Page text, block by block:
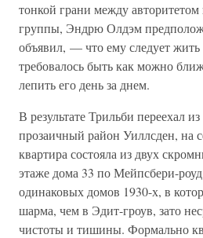
тонкой грани между
группы, Эндрю Олдэм
объявил, — что ему следует
требовалось быть как можно
лепить его день за днем.
В результате Трильби переехал
прозаичный район Уиллсден, на
квартира состояла из двух
этаже дома 33 по Мейпсбери-
одинаковых домов 1930-х, в
шарма, чем в Эдит-гроув, зато
чистоты и тишины. Формально